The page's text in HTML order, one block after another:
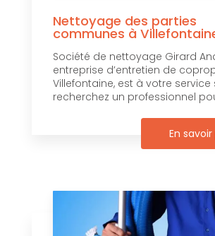
Nettoyage des parties
communes à
Société de nettoyage Girard
entreprise d’entretien de
Villefontaine, est à votre service
recherchez un professionnel
En savoir